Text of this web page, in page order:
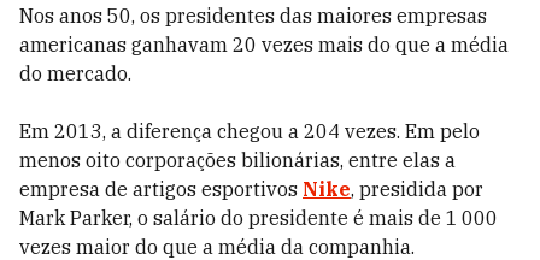
Nos anos 50, os presidentes das maiores empresas
americanas ganhavam 20 vezes mais do que a média
do mercado.
Em 2013, a diferença chegou a 204 vezes. Em pelo
menos oito corporações bilionárias, entre elas a
empresa de artigos esportivos Nike, presidida por
Mark Parker, o salário do presidente é mais de 1 000
vezes maior do que a média da companhia.